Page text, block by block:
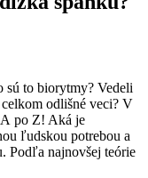
sú to biorytmy? Vedeli
odlišné veci? V
A po Z! Aká je
ľudskou potrebou a
Podľa najnovšej teórie